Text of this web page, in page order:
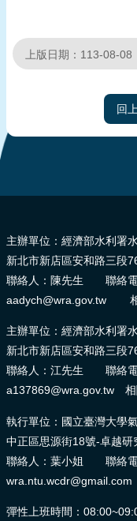
上版日期：113-08-08
回
主辦單位：經濟部水利署
新北市新店區安和路三段
聯絡人：陳先生 聯絡
aadych@wra.gov.tw 相
主辦單位：經濟部水利署
新北市新店區安和路三段
聯絡人：江先生 聯絡
a137869@wra.gov.tw 相
執行單位：國立臺灣大學
中正區思源街18號-卓越研
聯絡人：葉小姐 聯絡
wra.ntu.wcdr@gmail.com
彈性上班時間：